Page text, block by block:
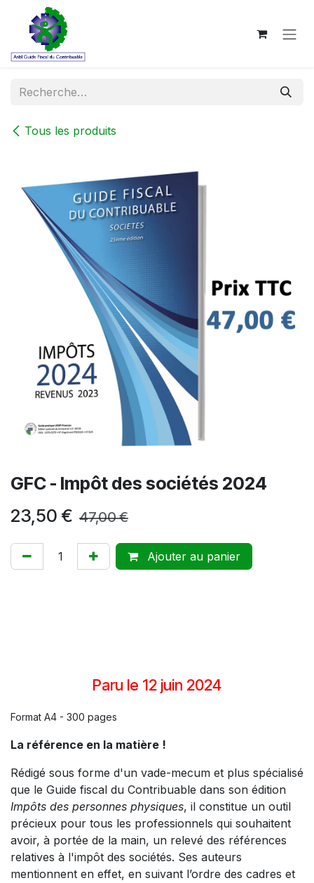
Se rendre au contenu
Tous les produits
GFC - Impôt des sociétés 2024
23,50 € 47,00€
Ajouter au panier
Paru le 12 juin 2024
Format A4 - 300 pages
La référence en la matière !
Rédigé sous forme d'un vade-mecum et plus spécialisé
que le Guide fiscal du Contribuable dans son édition
Impôts des personnes physiques, il constitue un outil
précieux pour tous les professionnels qui souhaitent
avoir, à portée de la main, un relevé des références
relatives à l'impôt des sociétés. Ses auteurs
mentionnent en effet, en suivant l’ordre des cadres et